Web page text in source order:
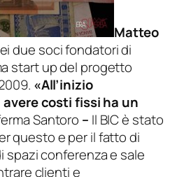
Matteo
due soci fondatori di
start up del progetto
«All’inizio
costi fissi ha un
Santoro – Il BIC è stato
questo e per il fatto di
spazi conferenza e sale
clienti e